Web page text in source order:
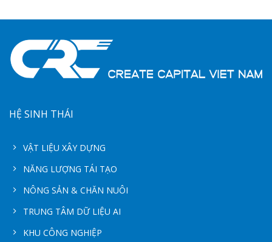
HỆ SINH THÁI
VẬT LIỆU XÂY DỰNG
NĂNG LƯỢNG TÁI TẠO
NÔNG SẢN & CHĂN NUÔI
TRUNG TÂM DỮ LIỆU AI
KHU CÔNG NGHIỆP